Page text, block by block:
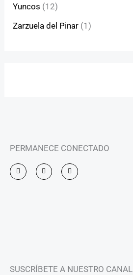
Yuncos (12)
Zarzuela del Pinar (1)
PERMANECE CONECTADO
I
n
s
F
a
c
Y
o
u
SUSCRÍBETE A NUESTRO CANAL